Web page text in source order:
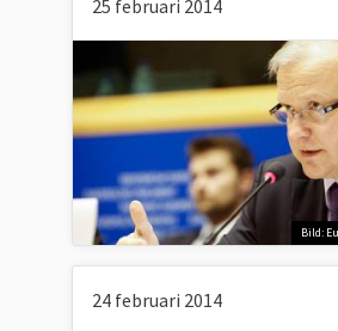
25 februari 2014
Bild:
24 februari 2014